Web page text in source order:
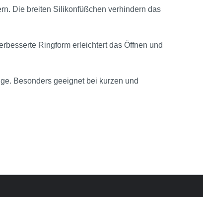
Die breiten Silikonfüßchen verhindern das
Ringform erleichtert das Öffnen und
Besonders geeignet bei kurzen und